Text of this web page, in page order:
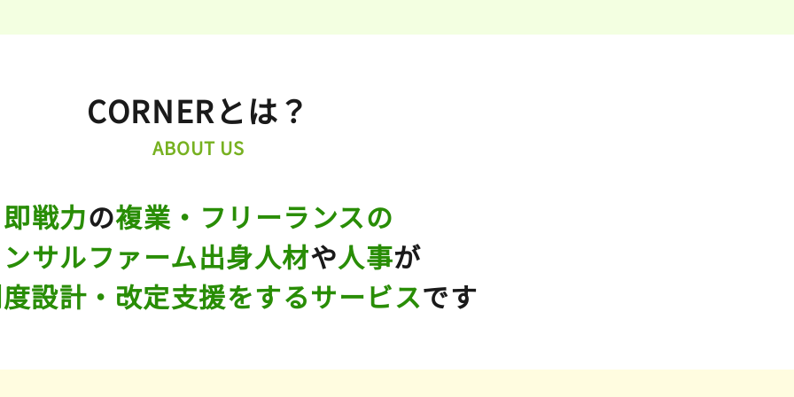
CORNERとは？
ABOUT US
即戦力の複業・フリーランスの
サルファーム出身人材や人事が
設計・改定支援をするサービスです